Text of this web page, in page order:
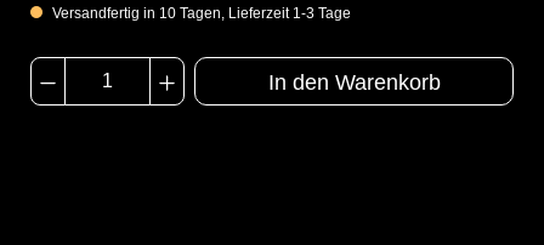
Versandfertig in 10 Tagen, Lieferzeit 1-3 Tage
In den Warenkorb